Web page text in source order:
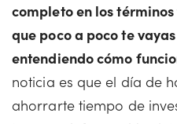
completo en los
que poco a poco te
entendiendo cómo
noticia es que el día de
ahorrarte tiempo de